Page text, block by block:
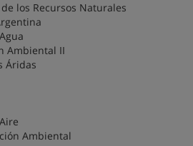
los Recursos Naturales
Ambiental II
Áridas
Ambiental